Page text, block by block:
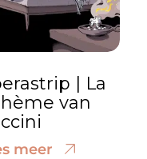
| La
van
meer